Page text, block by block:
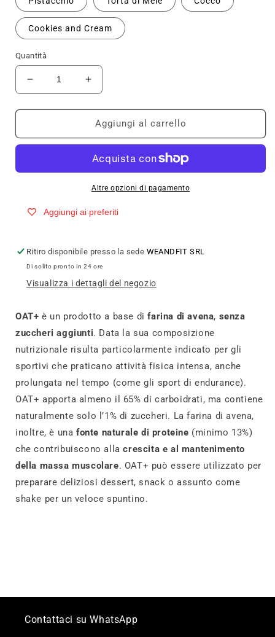
Cookies and Cream
Quantità
Diminuisci
quantità
per
FARINA
Aumenta
quantità
per
4Plus
FARINA
1kg
Aggiungi al carrello
Altre opzioni di pagamento
Aggiungi ai preferiti
Ritiro disponibile presso la sede WEANDFIT SRL
Di solito pronto in 24 ore
Visualizza i dettagli del negozio
OAT+ è un prodotto a base difarina di avena, senza
zuccheri aggiunti. Data la sua composizione
nutrizionale risulta particolarmente indicato per gli
sportivi che praticano attività fisica intensa, anche
prolungata nel tempo (come gli sport di endurance).
OAT+ apporta almeno il 65% di carboidrati, ma contiene
naturalmente solo l’1% di zuccheri. La farina di avena,
inoltre, è una fonte naturale di proteine (minimo 13%)
che contribuiscono allacrescita e al mantenimento
della massa muscolare. OAT+ può essere utilizzato per
preparare deliziosi dessert, snack o assunto come
shake per un veloce spuntino.
Contattaci su WhatsApp